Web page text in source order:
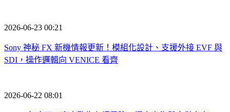
2026-06-23 00:21
Sony 神秘 FX 新機情報更新！模組化設計、支援外接 EVF 與
SDI，操作邏輯向 VENICE 看齊
2026-06-22 08:01